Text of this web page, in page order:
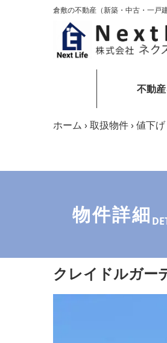
内容をスキップ倉敷の不動産（新築・中古・一戸
不動
ホーム ›取扱物件›値下げ
物件詳細
クレイドルガ